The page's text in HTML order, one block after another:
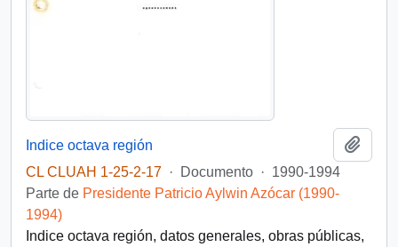
Indice octava región
CL CLUAH 1-25-2-17 · Documento · 1990-1994
Parte de Presidente Patricio Aylwin Azócar (1990-
1994)
Indice octava región, datos generales, obras públicas,